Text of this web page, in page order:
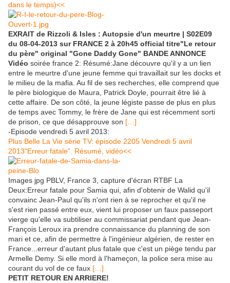
dans le temps)<<
EXRAIT de Rizzoli & Isles : Autopsie d'un meurtre | S02E09
du 08-04-2013 sur FRANCE 2 à 20h45 official titre"Le retour
du père" original "Gone Daddy Gone" BANDE ANNONCE
Vidéo soirée france 2: Résumé:Jane découvre qu'il y a un lien
entre le meurtre d'une jeune femme qui travaillait sur les docks et
le milieu de la mafia. Au fil de ses recherches, elle comprend que
le père biologique de Maura, Patrick Doyle, pourrait être lié à
cette affaire. De son côté, la jeune légiste passe de plus en plus
de temps avec Tommy, le frère de Jane qui est récemment sorti
de prison, ce que désapprouve son […]
-Episode vendredi 5 avril 2013:
Plus Belle La Vie série TV: épisode 2205 Vendredi 5 avril
2013"Erreur fatale". Résumé, vidéo<<
Images jpg PBLV, France 3, capture d'écran RTBF La
Deux:Erreur fatale pour Samia qui, afin d'obtenir de Walid qu'il
convainc Jean-Paul qu'ils n'ont rien à se reprocher et qu'il ne
s'est rien passé entre eux, vient lui proposer un faux passeport
vierge qu'elle va subtiliser au commissariat pendant que Jean-
François Leroux ira prendre connaissance du planning de son
mari et ce, afin de permettre à l'ingénieur algérien, de rester en
France...erreur d'autant plus fatale que c'est un piège tendu par
Armelle Demy. Si elle mord à l'hameçon, la police sera mise au
courant du vol de ce faux […]
PETIT RETOUR EN ARRIERE!